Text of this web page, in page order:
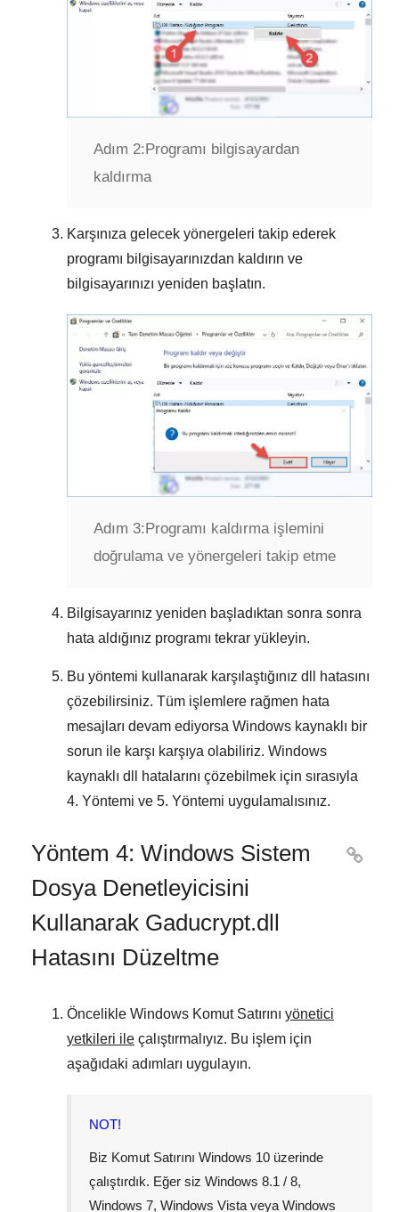
Adım 2: Programı bilgisayardan
kaldırma
Karşınıza gelecek yönergeleri takip ederek
programı bilgisayarınızdan kaldırın ve
bilgisayarınızı yeniden başlatın.
Adım 3:Programı kaldırma işlemini
doğrulama ve yönergeleri takip etme
Bilgisayarınız yeniden başladıktan sonra sonra
hata aldığınız programı tekrar yükleyin.
Bu yöntemi kullanarak karşılaştığınız dll hatasını
çözebilirsiniz. Tüm işlemlere rağmen hata
mesajları devam ediyorsa Windows kaynaklı bir
sorun ile karşı karşıya olabiliriz. Windows
kaynaklı dll hatalarını çözebilmek için sırasıyla
4. Yöntemi ve 5. Yöntemi uygulamalısınız.
Yöntem 4: Windows Sistem
Dosya Denetleyicisini
Kullanarak Gaducrypt.dll
Hatasını Düzeltme

Öncelikle Windows Komut Satırını yönetici
yetkileri ile çalıştırmalıyız. Bu işlem için
aşağıdaki adımları uygulayın.
NOT!
Biz Komut Satırını Windows 10 üzerinde
çalıştırdık. Eğer siz Windows 8.1 / 8,
Windows 7, Windows Vista veya Windows